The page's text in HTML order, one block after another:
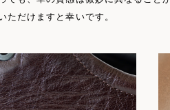
ただけますと幸いです。